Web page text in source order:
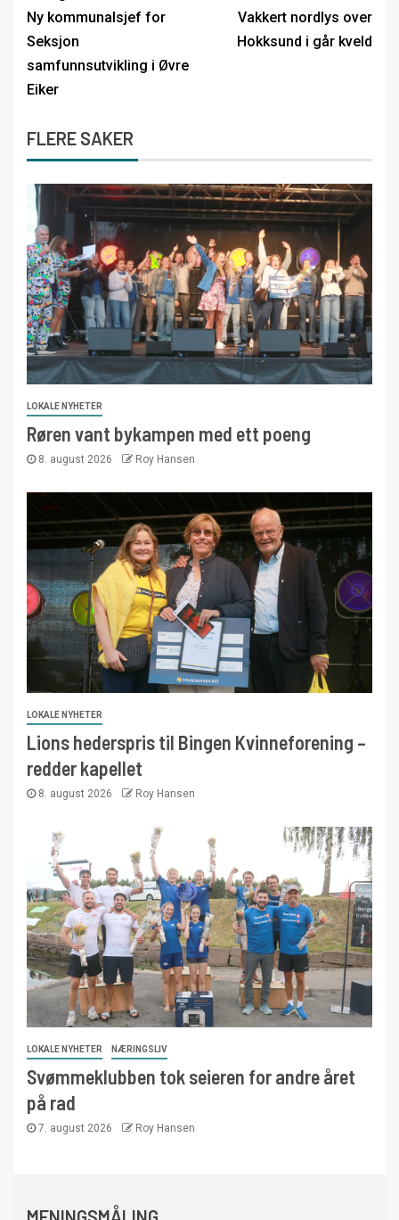
Ny kommunalsjef for
Seksjon
samfunnsutvikling i Øvre
Eiker
Vakkert nordlys over
Hokksund i går kveld
FLERE SAKER
LOKALE NYHETER
Røren vant bykampen med ett poeng
8. august 2026 Roy Hansen
LOKALE NYHETER
Lions hederspris til Bingen Kvinneforening –
redder kapellet
8. august 2026 Roy Hansen
LOKALE NYHETER NÆRINGSLIV
Svømmeklubben tok seieren for andre året
på rad
7. august 2026 Roy Hansen